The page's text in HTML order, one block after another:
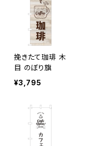
挽きたて珈琲 木
目 のぼり旗
¥3,795